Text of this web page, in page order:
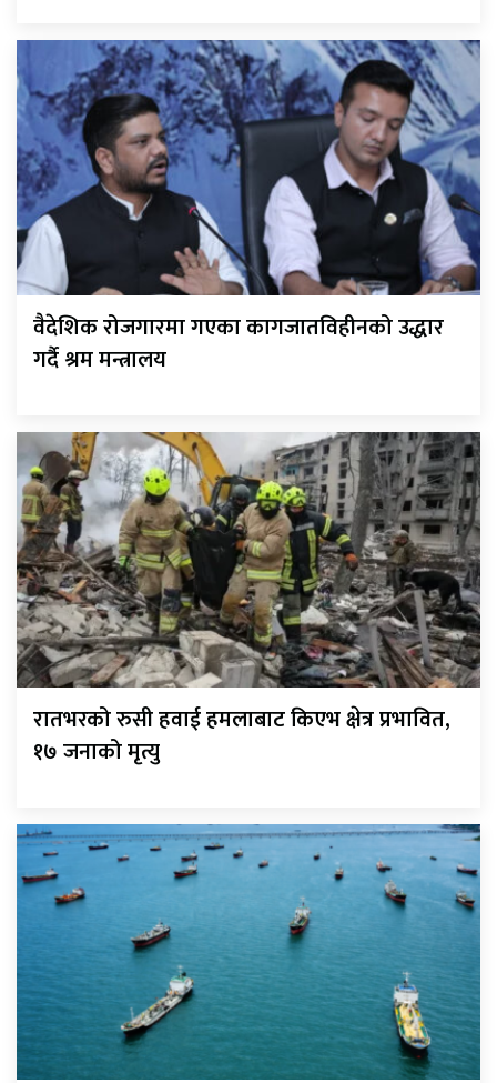
वैदेशिक रोजगारमा गएका कागजातविहीनको उद्धार
गर्दै श्रम मन्त्रालय
रातभरको रुसी हवाई हमलाबाट किएभ क्षेत्र प्रभावित,
१७ जनाको मृत्यु